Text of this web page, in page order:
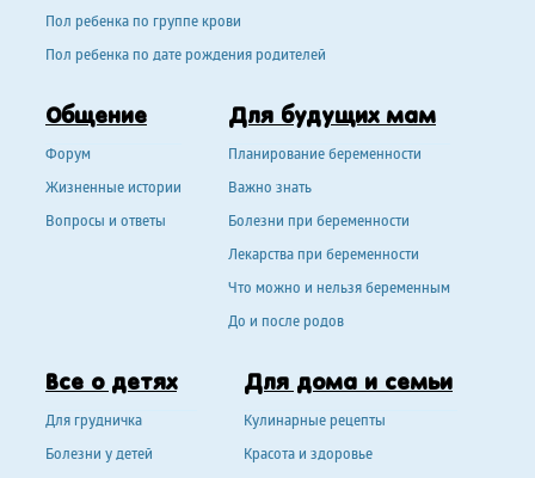
Пол ребенка по группе крови
Пол ребенка по дате рождения родителей
Общение
Форум
Жизненные истории
Вопросы и ответы
Для будущих мам
Планирование беременности
Важно знать
Болезни при беременности
Лекарства при беременности
Что можно и нельзя беременным
До и после родов
Все о детях
Для грудничка
Болезни у детей
Для дома и семьи
Кулинарные рецепты
Красота и здоровье